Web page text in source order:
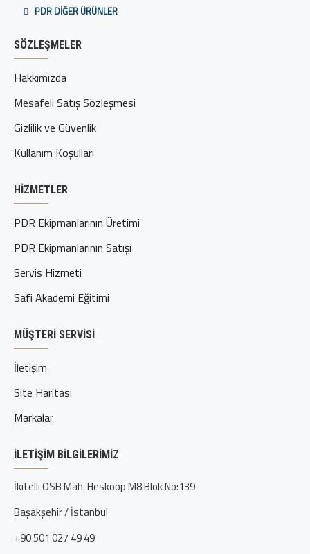
PDR DIĞER ÜRÜNLER
SÖZLEŞMELER
Hakkımızda
Mesafeli Satış Sözleşmesi
Gizlilik ve Güvenlik
Kullanım Koşulları
HIZMETLER
PDR Ekipmanlarının Üretimi
PDR Ekipmanlarının Satışı
Servis Hizmeti
Safi Akademi Eğitimi
MÜŞTERI SERVISI
İletişim
Site Haritası
Markalar
İLETIŞIM BILGILERIMIZ
İkitelli OSB Mah. Heskoop M8 Blok No:139
Başakşehir / İstanbul
+90 501 027 49 49